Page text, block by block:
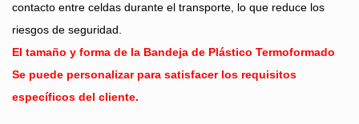
contacto entre celdas durante el transporte, lo que reduce los
riesgos de seguridad.
El tamaño y forma de la Bandeja de Plástico Termoformado
Se puede personalizar para satisfacer los requisitos
específicos del cliente.